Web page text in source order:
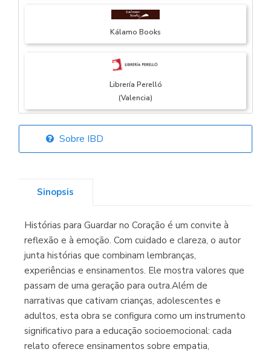
Kálamo Books
Librería Perelló
(Valencia)
Librería Elías
Librería Kolima
(Madrid)
Librería Proteo
(Málaga)
Sobre IBD
Sinopsis
Histórias para Guardar no Coração é um convite à
reflexão e à emoção. Com cuidado e clareza, o autor
junta histórias que combinam lembranças,
experiências e ensinamentos. Ele mostra valores que
passam de uma geração para outra.Além de
narrativas que cativam crianças, adolescentes e
adultos, esta obra se configura como um instrumento
significativo para a educação socioemocional: cada
relato oferece ensinamentos sobre empatia,